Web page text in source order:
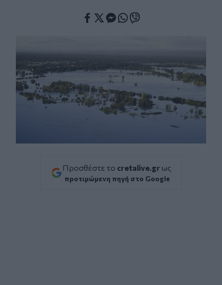
Προσθέστε το cretalive.gr ως
προτιμώμενη πηγή στο Google